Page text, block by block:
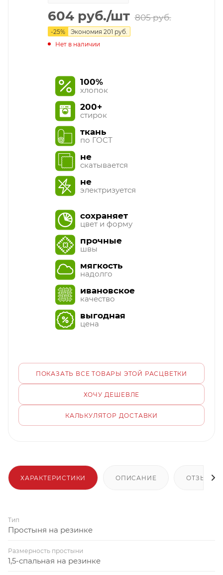
604руб./шт 805руб.
-25% Экономия 201 руб.
Нет в наличии
100%
хлопок
200+
стирок
ткань
по ГОСТ
не
скатывается
не
электризуется
сохраняет
цвет и форму
прочные
швы
мягкость
надолго
ивановское
качество
выгодная
цена
ПОКАЗАТЬ ВСЕ ТОВАРЫ ЭТОЙ РАСЦВЕТКИ
ХОЧУ ДЕШЕВЛЕ
КАЛЬКУЛЯТОР ДОСТАВКИ
ХАРАКТЕРИСТИКИ ОПИСАНИЕ ОТЗЫВЫ
Тип
Простыня на резинке
Размерность простыни
1,5-спальная на резинке